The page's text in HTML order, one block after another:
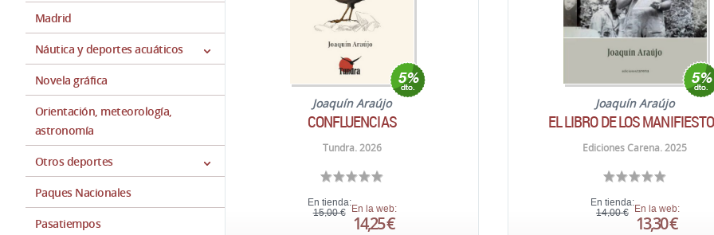
Madrid
Náutica y deportes acuáticos
Novela gráfica
Orientación, meteorología,
astronomía
Otros deportes
Paques Nacionales
Pasatiempos
Joaquín Araújo
CONFLUENCIAS
Tundra. 2026
En tienda:
15,00 € En la web:
14,25 €
Joaquín Araújo
EL LIBRO DE LOS
Ediciones Carena. 2025
En tienda:
14,00 € En la web:
13,30 €